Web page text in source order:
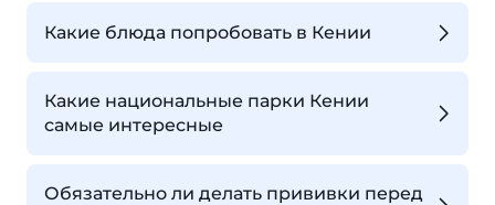
Какие блюда попробовать в Кении
Какие национальные парки Кении
самые интересные
Обязательно ли делать прививки перед